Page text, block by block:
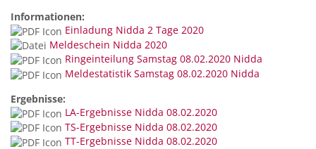
Informationen:
Einladung Nidda 2 Tage 2020
Meldeschein Nidda 2020
Ringeinteilung Samstag 08.02.2020 Nidda
Meldestatistik Samstag 08.02.2020 Nidda
Ergebnisse:
LA-Ergebnisse Nidda 08.02.2020
TS-Ergebnisse Nidda 08.02.2020
TT-Ergebnisse Nidda 08.02.2020